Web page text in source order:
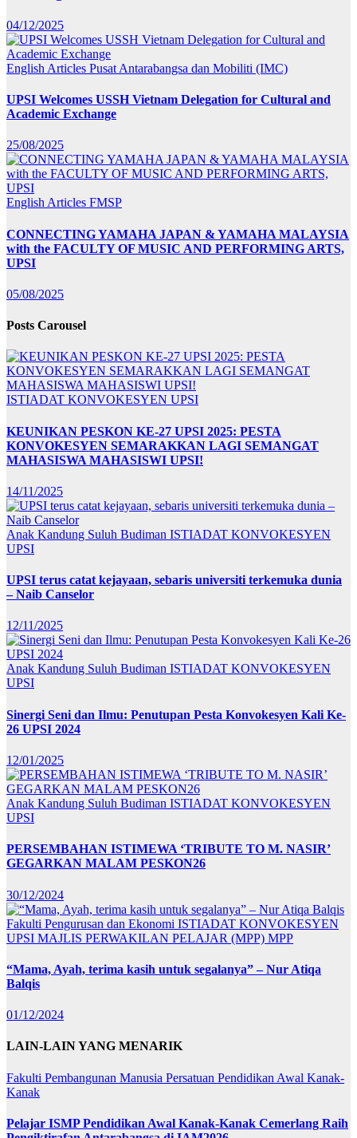
04/12/2025
English Articles Pusat Antarabangsa dan Mobiliti (IMC)
UPSI Welcomes USSH Vietnam Delegation for Cultural and
Academic Exchange
25/08/2025
English Articles FMSP
CONNECTING YAMAHA JAPAN & YAMAHA MALAYSIA
with the FACULTY OF MUSIC AND PERFORMING ARTS,
UPSI
05/08/2025
Posts Carousel
ISTIADAT KONVOKESYEN UPSI
KEUNIKAN PESKON KE-27 UPSI 2025: PESTA
KONVOKESYEN SEMARAKKAN LAGI SEMANGAT
MAHASISWA MAHASISWI UPSI!
14/11/2025
Anak Kandung Suluh Budiman ISTIADAT KONVOKESYEN
UPSI
UPSI terus catat kejayaan, sebaris universiti terkemuka dunia
– Naib Canselor
12/11/2025
Anak Kandung Suluh Budiman ISTIADAT KONVOKESYEN
UPSI
Sinergi Seni dan Ilmu: Penutupan Pesta Konvokesyen Kali Ke-
26 UPSI 2024
12/01/2025
Anak Kandung Suluh Budiman ISTIADAT KONVOKESYEN
UPSI
PERSEMBAHAN ISTIMEWA ‘TRIBUTE TO M. NASIR’
GEGARKAN MALAM PESKON26
30/12/2024
Fakulti Pengurusan dan Ekonomi ISTIADAT KONVOKESYEN
UPSI MAJLIS PERWAKILAN PELAJAR (MPP) MPP
“Mama, Ayah, terima kasih untuk segalanya” – Nur Atiqa
Balqis
01/12/2024
LAIN-LAIN YANG MENARIK
Fakulti Pembangunan Manusia Persatuan Pendidikan Awal Kanak-
Kanak
Pelajar ISMP Pendidikan Awal Kanak-Kanak Cemerlang Raih